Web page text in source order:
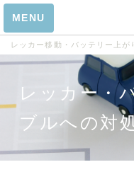
MENU
レッカー移動・バッテリー上
レッカー・
ブルへの対
レッカー ロード
ビス
事故車とは？